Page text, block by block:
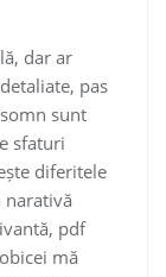
dar ar
pas
sunt
sfaturi
diferitele
narativă
pdf
mă